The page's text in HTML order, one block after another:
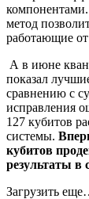
метод
работающие
А в июне
показал
сравнению с
исправления
127 кубитов
системы.
кубитов
результаты
Загрузить